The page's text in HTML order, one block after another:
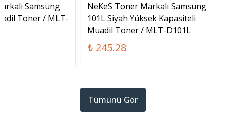
Samsung
Toner / MLT-
NeKeS Toner Markalı Samsung
101L Siyah Yüksek Kapasiteli
Muadil Toner / MLT-D101L
₺ 245.28
Tümünü Gör